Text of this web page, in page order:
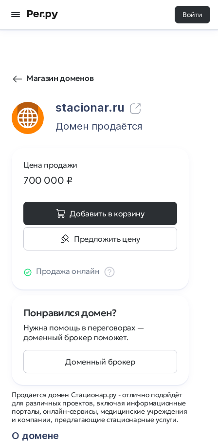
Войти
Магазин доменов
stacionar.ru
4 0
Домен продаётся
Продается домен Стационар.ру - отлично подойдёт
для различных проектов, включая информационные
порталы, онлайн-сервисы, медицинские учреждения
и компании, предлагающие стационарные услуги.
О домене
Цена продажи
700 000 ₽
Добавить в корзину
Предложить цену
Продажа онлайн
Понравился домен?
Нужна помощь в переговорах —
доменный брокер поможет.
Доменный брокер